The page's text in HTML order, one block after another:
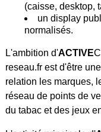
(caisse, desktop,
un display
normalisés.
L'ambition d'ACTIVE
reseau.fr est d'être
relation les marques,
réseau de points de
du tabac et des jeux